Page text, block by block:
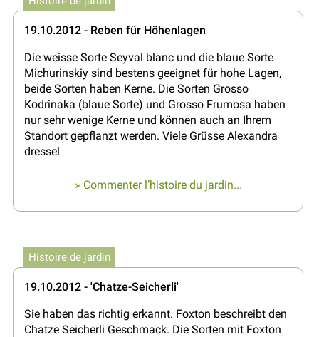
19.10.2012 - Reben für Höhenlagen
Die weisse Sorte Seyval blanc und die blaue Sorte
Michurinskiy sind bestens geeignet für hohe Lagen,
beide Sorten haben Kerne. Die Sorten Grosso
Kodrinaka (blaue Sorte) und Grosso Frumosa haben
nur sehr wenige Kerne und können auch an Ihrem
Standort gepflanzt werden. Viele Grüsse Alexandra
dressel
» Commenter l’histoire du jardin...
Histoire de jardin
19.10.2012 - 'Chatze-Seicherli'
Sie haben das richtig erkannt. Foxton beschreibt den
Chatze Seicherli Geschmack. Die Sorten mit Foxton